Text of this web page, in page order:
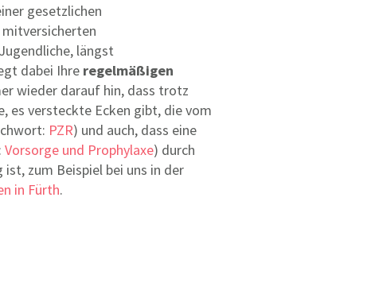
gesetzlichen
mitversicherten
längst
dabei Ihre regelmäßigen
wieder darauf hin, dass trotz
es versteckte Ecken gibt, die vom
PZR) und auch, dass eine
Vorsorge und Prophylaxe) durch
zum Beispiel bei uns in der
in Fürth.